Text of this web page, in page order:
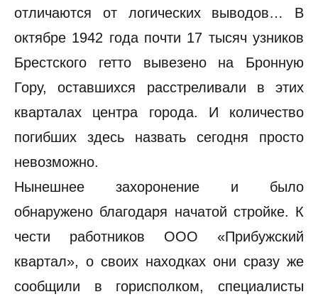
отличаются от логических выводов… В
октябре 1942 года почти 17 тысяч узников
Брестского гетто вывезено на Бронную
Гору, оставшихся расстреливали в этих
кварталах центра города. И количество
погибших здесь назвать сегодня просто
невозможно.
Нынешнее захоронение и было
обнаружено благодаря начатой стройке. К
чести работников ООО «Прибужский
квартал», о своих находках они сразу же
сообщили в горисполком, специалисты